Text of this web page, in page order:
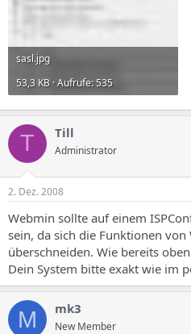
sasl.jpg
53,3 KB · Aufrufe: 535
T Till
Administrator
2. Dez. 2008
Webmin sollte auf einem
sein, da sich die Funktionen von
überschneiden. Wie bereits
Dein System bitte exakt wie im
M mk3
New Member